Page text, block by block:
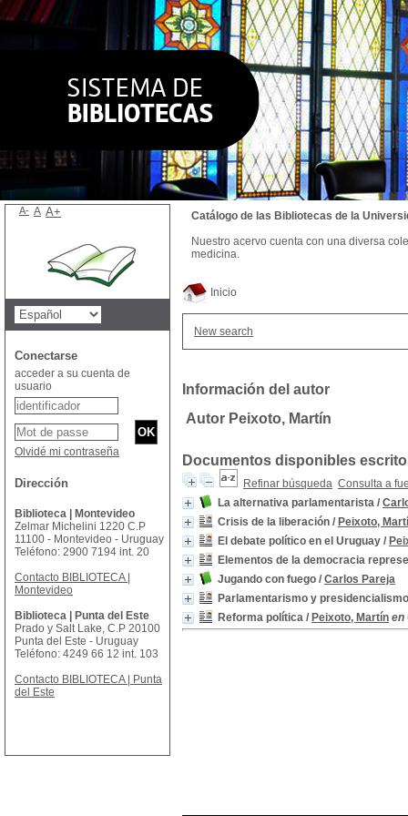
Inicio
New search
Información del autor
Autor Peixoto, Martín
Documentos disponibles
Refinar búsqueda Consulta a
La alternativa parlamentarista /
Crisis de la liberación / Peixoto,
El debate político en el Uruguay /
Elementos de la democracia
Jugando con fuego / Carlos Pareja
Parlamentarismo y presidencialismo
Reforma política / Peixoto, Martín en
Catálogo de las Bibliotecas de la
Nuestro acervo cuenta con una diversa
medicina.
A- A A+
Conectarse
acceder a su cuenta de
usuario
Olvidé mi contraseña
Dirección
Biblioteca | Montevideo
Zelmar Michelini 1220 C.P
11100 - Montevideo - Uruguay
Teléfono: 2900 7194 int. 20
Contacto BIBLIOTECA |
Montevideo
Biblioteca | Punta del Este
Prado y Salt Lake, C.P 20100
Punta del Este - Uruguay
Teléfono: 4249 66 12 int. 103
Contacto BIBLIOTECA | Punta
del Este